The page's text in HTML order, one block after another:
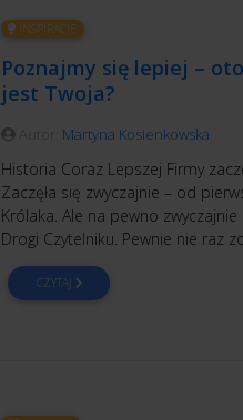
INSPIRACJE
Poznajmy się lepiej –
jest Twoja?
Martyna Kosienkowska
Historia Coraz Lepszej Firmy
Zaczęła się zwyczajnie – od
Królaka. Ale na pewno
Drogi Czytelniku. Pewnie nie raz
CZYTAJ